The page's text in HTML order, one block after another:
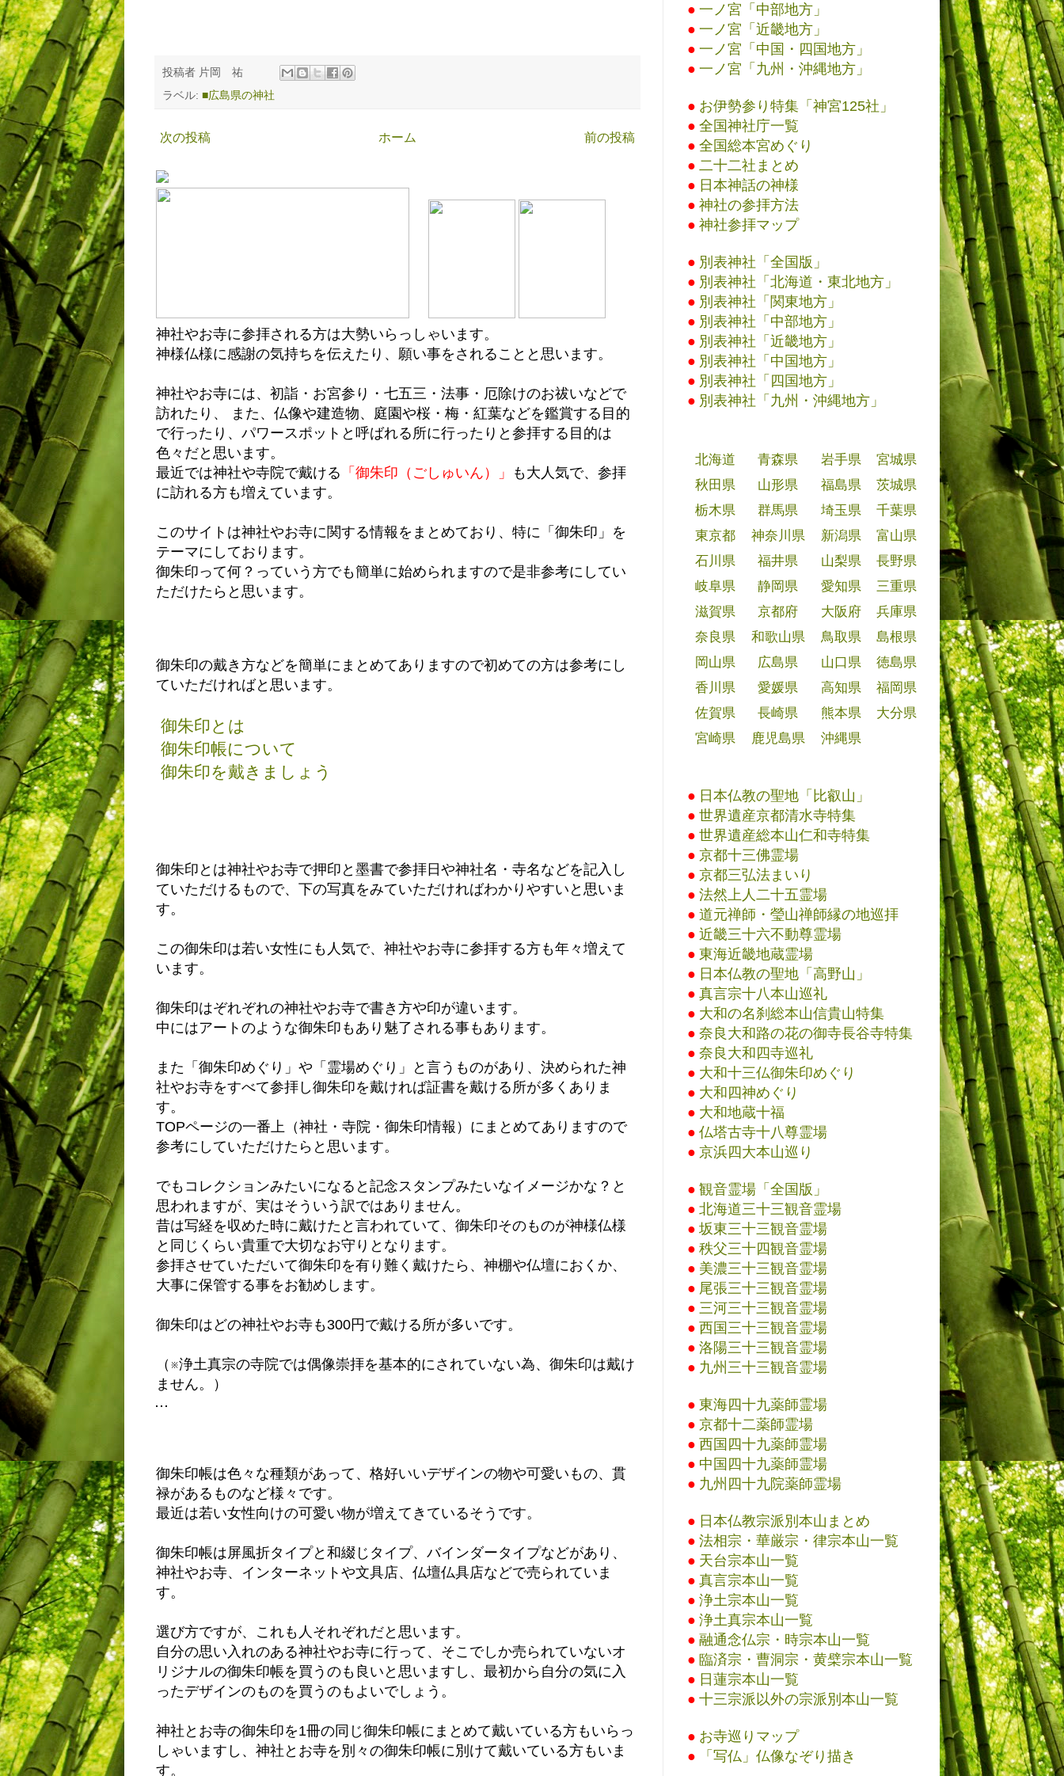
投稿者 片岡 祐
ラベル: ■広島県の神社
次の投稿 前の投稿
ホーム
神社やお寺に参拝される方は大勢いらっしゃいます。
神様仏様に感謝の気持ちを伝えたり、願い事をされることと思います。
神社やお寺には、初詣・お宮参り・七五三・法事・厄除けのお祓いなどで
訪れたり、 また、仏像や建造物、庭園や桜・梅・紅葉などを鑑賞する目的
で行ったり、パワースポットと呼ばれる所に行ったりと参拝する目的は
色々だと思います。
最近では神社や寺院で戴ける 「御朱印（ごしゅいん）」
も大人気で、参拝
に訪れる方も増えています。
このサイトは神社やお寺に関する情報をまとめており、特に「御朱印」を
テーマにしております。
御朱印って何？っていう方でも簡単に始められますので是非参考にしてい
ただけたらと思います。
御朱印の戴き方などを簡単にまとめてありますので初めての方は参考にし
ていただければと思います。
御朱印とは
御朱印帳について
御朱印を戴きましょう
御朱印とは神社やお寺で押印と墨書で参拝日や神社名・寺名などを記入し
ていただけるもので、下の写真をみていただければわかりやすいと思いま
す。
この御朱印は若い女性にも人気で、神社やお寺に参拝する方も年々増えて
います。
御朱印はぞれぞれの神社やお寺で書き方や印が違います。
中にはアートのような御朱印もあり魅了される事もあります。
また「御朱印めぐり」や「霊場めぐり」と言うものがあり、決められた神
社やお寺をすべて参拝し御朱印を戴ければ証書を戴ける所が多くありま
す。
TOPページの一番上（神社・寺院・御朱印情報）にまとめてありますので
参考にしていただけたらと思います。
でもコレクションみたいになると記念スタンプみたいなイメージかな？と
思われますが、実はそういう訳ではありません。
昔は写経を収めた時に戴けたと言われていて、御朱印そのものが神様仏様
と同じくらい貴重で大切なお守りとなります。
参拝させていただいて御朱印を有り難く戴けたら、神棚や仏壇におくか、
大事に保管する事をお勧めします。
御朱印はどの神社やお寺も300円で戴ける所が多いです。
（※浄土真宗の寺院では偶像崇拝を基本的にされていない為、御朱印は戴け
ません。）
御朱印帳は色々な種類があって、格好いいデザインの物や可愛いもの、貫
禄があるものなど様々です。
最近は若い女性向けの可愛い物が増えてきているそうです。
御朱印帳は屏風折タイプと和綴じタイプ、バインダータイプなどがあり、
神社やお寺、インターネットや文具店、仏壇仏具店などで売られていま
す。
選び方ですが、これも人それぞれだと思います。
自分の思い入れのある神社やお寺に行って、そこでしか売られていないオ
リジナルの御朱印帳を買うのも良いと思いますし、最初から自分の気に入
ったデザインのものを買うのもよいでしょう。
神社とお寺の御朱印を1冊の同じ御朱印帳にまとめて戴いている方もいらっ
しゃいますし、神社とお寺を別々の御朱印帳に別けて戴いている方もいま
す。
● 一ノ宮「中部地方」
● 一ノ宮「近畿地方」
● 一ノ宮「中国・四国地方」
● 一ノ宮「九州・沖縄地方」
● お伊勢参り特集「神宮125社」
● 全国神社庁一覧
● 全国総本宮めぐり
● 二十二社まとめ
● 日本神話の神様
● 神社の参拝方法
● 神社参拝マップ
● 別表神社「全国版」
● 別表神社「北海道・東北地方」
● 別表神社「関東地方」
● 別表神社「中部地方」
● 別表神社「近畿地方」
● 別表神社「中国地方」
● 別表神社「四国地方」
● 別表神社「九州・沖縄地方」
北海道 青森県 岩手県
宮城県
秋田県
山形県 福島県
茨城県
栃木県
群馬県 埼玉県
千葉県
東京都
神奈川県 新潟県
富山県
石川県
福井県 山梨県
長野県
岐阜県
静岡県 愛知県
三重県
滋賀県
京都府 大阪府
兵庫県
奈良県
和歌山県 鳥取県
島根県
岡山県
広島県 山口県
徳島県
香川県
愛媛県 高知県
福岡県
佐賀県
長崎県 熊本県
大分県
宮崎県
鹿児島県 沖縄県
● 日本仏教の聖地「比叡山」
● 世界遺産京都清水寺特集
● 世界遺産総本山仁和寺特集
● 京都十三佛霊場
● 京都三弘法まいり
● 法然上人二十五霊場
● 道元禅師・瑩山禅師縁の地巡拝
● 近畿三十六不動尊霊場
● 東海近畿地蔵霊場
● 日本仏教の聖地「高野山」
● 真言宗十八本山巡礼
● 大和の名刹総本山信貴山特集
● 奈良大和路の花の御寺長谷寺特集
● 奈良大和四寺巡礼
● 大和十三仏御朱印めぐり
● 大和四神めぐり
● 大和地蔵十福
● 仏塔古寺十八尊霊場
● 京浜四大本山巡り
● 観音霊場「全国版」
● 北海道三十三観音霊場
● 坂東三十三観音霊場
● 秩父三十四観音霊場
● 美濃三十三観音霊場
● 尾張三十三観音霊場
● 三河三十三観音霊場
● 西国三十三観音霊場
● 洛陽三十三観音霊場
● 九州三十三観音霊場
● 東海四十九薬師霊場
● 京都十二薬師霊場
● 西国四十九薬師霊場
● 中国四十九薬師霊場
● 九州四十九院薬師霊場
● 日本仏教宗派別本山まとめ
● 法相宗・華厳宗・律宗本山一覧
● 天台宗本山一覧
● 真言宗本山一覧
● 浄土宗本山一覧
● 浄土真宗本山一覧
● 融通念仏宗・時宗本山一覧
● 臨済宗・曹洞宗・黄檗宗本山一覧
● 日蓮宗本山一覧
● 十三宗派以外の宗派別本山一覧
● お寺巡りマップ
●
「写仏」仏像なぞり描き